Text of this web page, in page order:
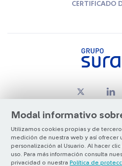
Modal informativo
Utilizamos cookies propias y de
medición de nuestra web y así ofrecer
personalización al Usuario. Al hacer clic
uso. Para más información consulta
privacidad o nuestra Política de
CERTIFICADO
© Copyright Grupo